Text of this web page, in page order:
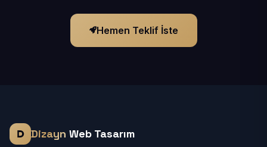
Hemen Teklif İste
Dizayn Web Tasarım